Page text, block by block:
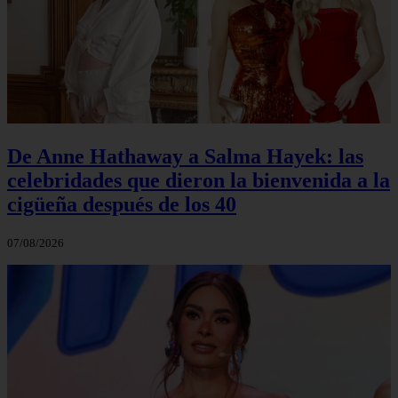
De Anne Hathaway a Salma Hayek: las
celebridades que dieron la bienvenida a la
cigüeña después de los 40
07/08/2026